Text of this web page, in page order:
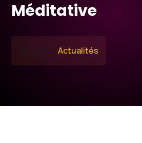
Méditative
Actualités